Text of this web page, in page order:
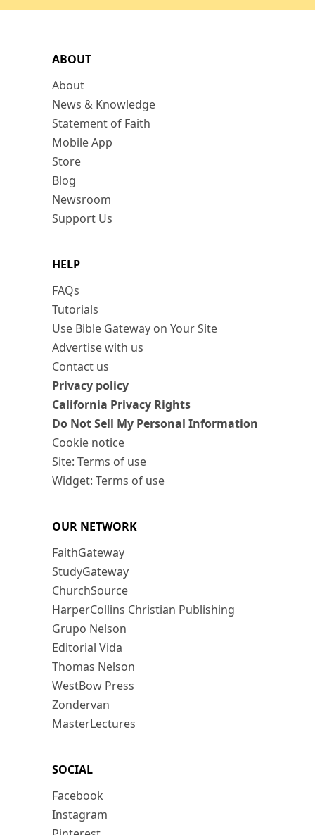
ABOUT
About
News & Knowledge
Statement of Faith
Mobile App
Store
Blog
Newsroom
Support Us
HELP
FAQs
Tutorials
Use Bible Gateway on Your Site
Advertise with us
Contact us
Privacy policy
California Privacy Rights
Do Not Sell My Personal Information
Cookie notice
Site: Terms of use
Widget: Terms of use
OUR NETWORK
FaithGateway
StudyGateway
ChurchSource
HarperCollins Christian Publishing
Grupo Nelson
Editorial Vida
Thomas Nelson
WestBow Press
Zondervan
MasterLectures
SOCIAL
Facebook
Instagram